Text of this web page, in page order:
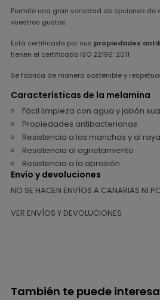
Permite una gran variedad de opciones
vuestros gustos.
Está certificada por sus propiedades
tienen el certificado ISO 22196: 2011
Se fabrica de manera sostenible y
Características de la melamina
Fácil limpieza con agua y jabón
Propiedades antibacterianas
Resistencia a las manchas y al
Resistencia al agrietamiento
Resistencia a la abrasión
Envío y devoluciones
NO SE HACEN ENVÍOS A CANARIAS NI
VER ENVÍOS Y DEVOLUCIONES
También te puede